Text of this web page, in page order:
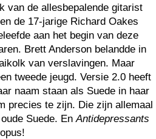
van de allesbepalende gitarist
de 17-jarige Richard Oakes
aan het begin van deze
Brett Anderson belandde in
van verslavingen. Maar
tweede jeugd. Versie 2.0 heeft
naam staan als Suede in haar
precies te zijn. Die zijn allemaal
Suede. EnAntidepressants